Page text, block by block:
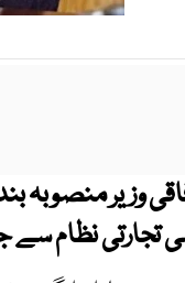
وزیر منصوبہ
تجارتی نظام سے